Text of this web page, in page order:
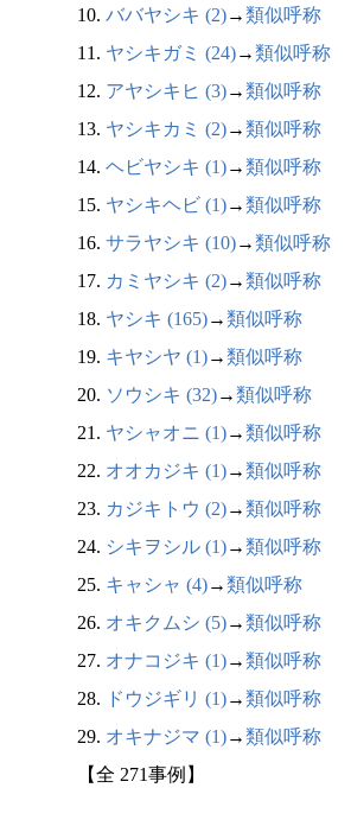
10. ババヤシキ (2)→類似呼称
11. ヤシキガミ (24)→類似呼称
12. アヤシキヒ (3)→類似呼称
13. ヤシキカミ (2)→類似呼称
14. ヘビヤシキ (1)→類似呼称
15. ヤシキヘビ (1)→類似呼称
16. サラヤシキ (10)→類似呼称
17. カミヤシキ (2)→類似呼称
18. ヤシキ (165)→類似呼称
19. キヤシヤ (1)→類似呼称
20. ソウシキ (32)→類似呼称
21. ヤシャオニ (1)→類似呼称
22. オオカジキ (1)→類似呼称
23. カジキトウ (2)→類似呼称
24. シキヲシル (1)→類似呼称
25. キャシャ (4)→類似呼称
26. オキクムシ (5)→類似呼称
27. オナコジキ (1)→類似呼称
28. ドウジギリ (1)→類似呼称
29. オキナジマ (1)→類似呼称
【全 271事例】